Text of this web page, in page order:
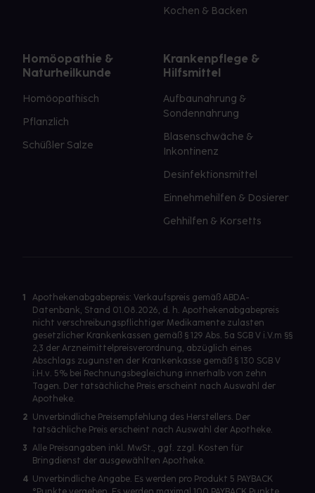
Kochen & Backen
Homöopathie &
Naturheilkunde
Homöopathisch
Pflanzlich
Schüßler Salze
Krankenpflege &
Hilfsmittel
Aufbaunahrung &
Sondennahrung
Blasenschwäche &
Inkontinenz
Desinfektionsmittel
Einnehmehilfen & Dosierer
Gehhilfen & Korsetts
1
Apothekenabgabepreis: Verkaufspreis gemäß ABDA-
Datenbank, Stand 01.08.2026, d. h. Apothekenabgabepreis
nicht verschreibungspflichtiger Medikamente zulasten
gesetzlicher Krankenkassen gemäß § 129 Abs. 5a SGB V i.V.m §§
2,3 der Arzneimittelpreisverordnung, abzüglich eines
Abschlags zugunsten der Krankenkasse gemäß § 130 SGB V
i.H.v. 5% bei Rechnungsbegleichung innerhalb von zehn
Tagen. Der tatsächliche Preis erscheint nach Auswahl der
Apotheke.
2 Unverbindliche Preisempfehlung des Herstellers. Der
tatsächliche Preis erscheint nach Auswahl der Apotheke.
3 Alle Preisangaben inkl. MwSt., ggf. zzgl. Kosten für
Bringdienst der ausgewählten Apotheke.
4 Unverbindliche Angabe. Es werden pro Produkt 5 PAYBACK